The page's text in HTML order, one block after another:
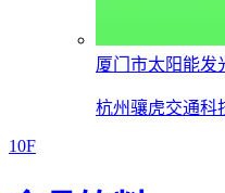
厦门市太阳能发
杭州骧虎交通科
10F